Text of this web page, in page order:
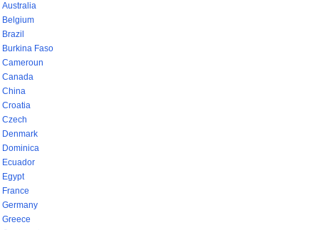
Australia
Belgium
Brazil
Burkina Faso
Cameroun
Canada
China
Croatia
Czech
Denmark
Dominica
Ecuador
Egypt
France
Germany
Greece